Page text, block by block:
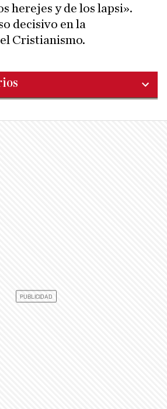
herejes y de los lapsi».
decisivo en la
Cristianismo.